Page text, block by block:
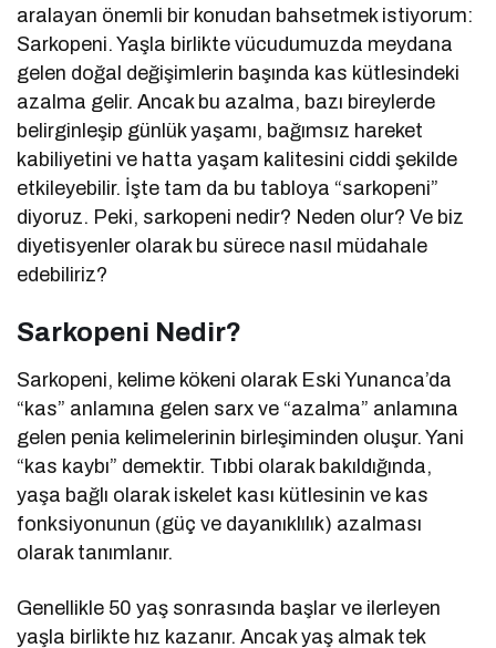
aralayan önemli bir konudan bahsetmek istiyorum:
Sarkopeni. Yaşla birlikte vücudumuzda meydana
gelen doğal değişimlerin başında kas kütlesindeki
azalma gelir. Ancak bu azalma, bazı bireylerde
belirginleşip günlük yaşamı, bağımsız hareket
kabiliyetini ve hatta yaşam kalitesini ciddi şekilde
etkileyebilir. İşte tam da bu tabloya “sarkopeni”
diyoruz. Peki, sarkopeni nedir? Neden olur? Ve biz
diyetisyenler olarak bu sürece nasıl müdahale
edebiliriz?
Sarkopeni Nedir?
Sarkopeni, kelime kökeni olarak Eski Yunanca’da
“kas” anlamına gelen sarx ve “azalma” anlamına
gelen penia kelimelerinin birleşiminden oluşur. Yani
“kas kaybı” demektir. Tıbbi olarak bakıldığında,
yaşa bağlı olarak iskelet kası kütlesinin ve kas
fonksiyonunun (güç ve dayanıklılık) azalması
olarak tanımlanır.
Genellikle 50 yaş sonrasında başlar ve ilerleyen
yaşla birlikte hız kazanır. Ancak yaş almak tek